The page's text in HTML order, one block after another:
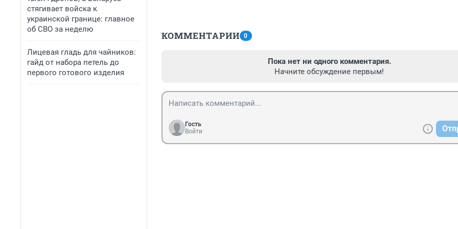
стягивает войска к
украинской границе: главное
об СВО за неделю
Лицевая гладь для чайников:
гайд от набора петель до
первого готового изделия
КОММЕНТАРИИ 0
Пока нет ни одного комментария.
Начните обсуждение первым!
Гость
Войти